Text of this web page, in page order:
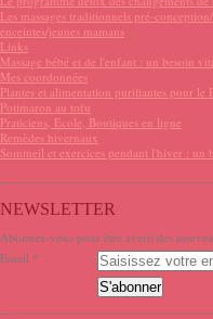
Les massages traditionnels pré-
enceintes/jeunes mamans
Links
Massage bébé et de l'enfant : un besoin
Mes coordonnées
Plantes et alimentation purifiantes pour le
Potimaron au tofu
Praticiens, Ecole, Boutiques en ligne
Remèdes hivernaux
Sommeil et exercices pendant l'hiver : un
NEWSLETTER
Abonnez-vous pour être averti des
Email